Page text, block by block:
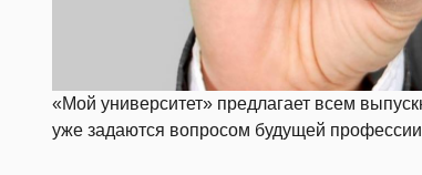
«Мой университет» предлагает всем
уже задаются вопросом будущей